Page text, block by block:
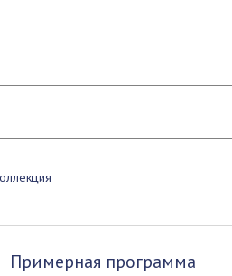
Примерная программа